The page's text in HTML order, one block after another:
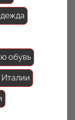
обувь
Италии